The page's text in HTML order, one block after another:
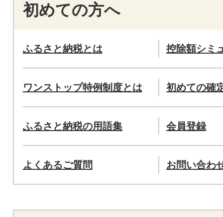
初めての方へ
ふるさと納税とは 控除額シミ
ワンストップ特例制度とは 初めての確
ふるさと納税の用語集 会員登録
よくあるご質問 お問い合わ